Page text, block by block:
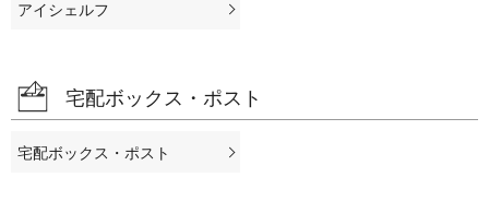
アイシェルフ
宅配ボックス・ポスト
宅配ボックス・ポスト